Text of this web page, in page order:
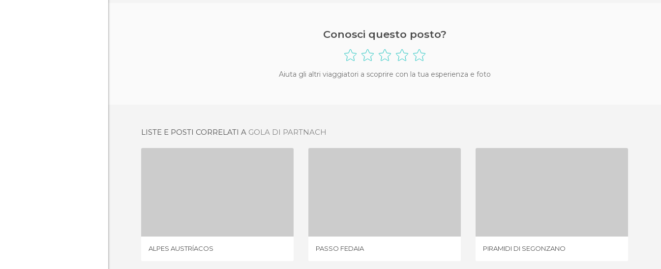
Conosci questo posto?
Aiuta gli altri viaggiatori a scoprire con la tua esperienza e foto
LISTE E POSTI CORRELATI A GOLA DI PARTNACH
ALPES AUSTRÍACOS PASSO FEDAIA PIRAMIDI DI SEGONZANO